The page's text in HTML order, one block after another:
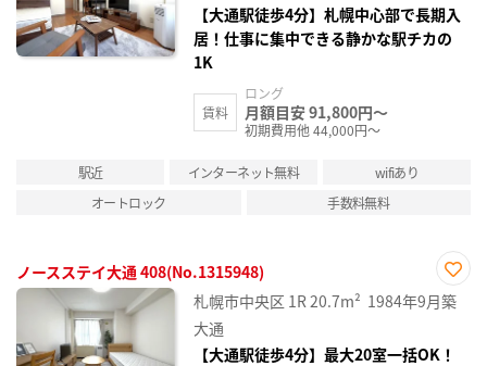
【大通駅徒歩4分】札幌中心部で長期入
居！仕事に集中できる静かな駅チカの
1K
賃料
ロング
月額目安 91,800円～
初期費用他 44,000円～
駅近 インターネット無料
wifiあり
オートロック
手数料無料
ノースステイ大通 408(No.1315948)
お気
に入
札幌市中央区 1R20.7m² 1984年9月築
大通
【大通駅徒歩4分】最大20室一括OK！